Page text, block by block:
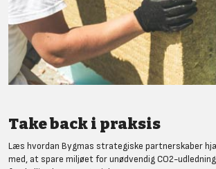
Take back i praksis
Læs hvordan Bygmas strategiske partnerskaber
med, at spare miljøet for unødvendig CO2-